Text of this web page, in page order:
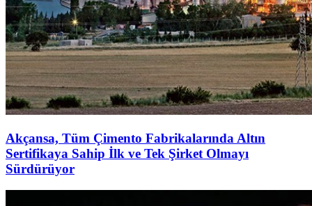
Akçansa, Tüm Çimento Fabrikalarında Altın
Sertifikaya Sahip İlk ve Tek Şirket Olmayı
Sürdürüyor